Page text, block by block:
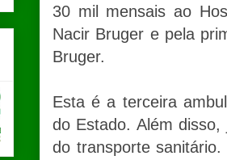
30 mil mensais ao
Nacir Bruger e pela
Bruger.
Esta é a terceira
do Estado. Além
do transporte